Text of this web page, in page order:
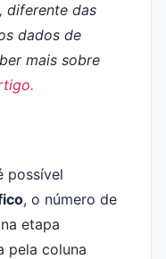
diferente das
dados de
mais sobre
possível
, o número de
etapa
pela coluna